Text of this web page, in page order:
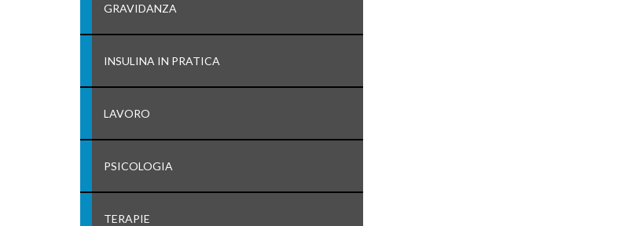
GRAVIDANZA
INSULINA IN PRATICA
LAVORO
PSICOLOGIA
TERAPIE